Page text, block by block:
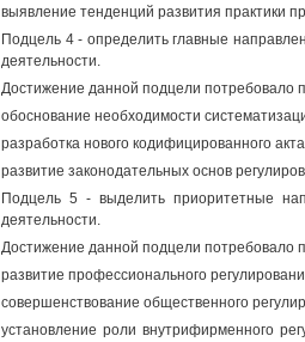
выявление тенденций развития практики
Подцель 4 - определить главные
деятельности.
Достижение данной подцели потребовало
обоснование необходимости
разработка нового кодифицированного
развитие законодательных основ
Подцель 5 - выделить приоритетные
деятельности.
Достижение данной подцели потребовало
развитие профессионального
совершенствование общественного
установление роли внутрифирменного